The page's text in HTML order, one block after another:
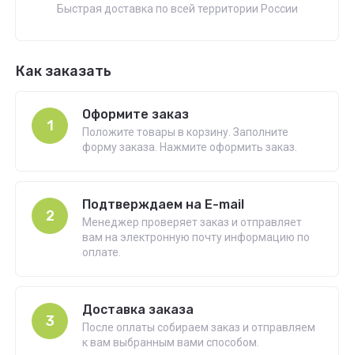
Быстрая доставка по всей территории России
Как заказать
1
Оформите заказ
Положите товары в корзину. Заполните
форму заказа. Нажмите оформить заказ.
2
Подтверждаем на E-mail
Менеджер проверяет заказ и отправляет
вам на электронную почту информацию по
оплате.
3
Доставка заказа
После оплаты собираем заказ и отправляем
к вам выбранным вами способом.